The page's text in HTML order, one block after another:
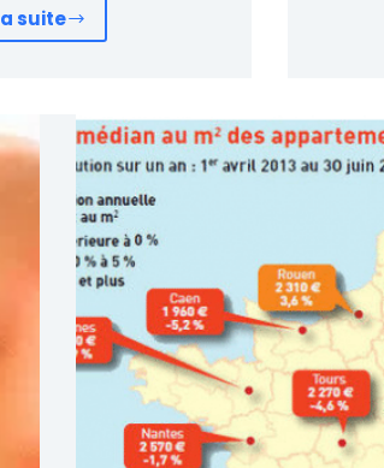
suite
Classement
hommes
milliardaires
les
riches
monde